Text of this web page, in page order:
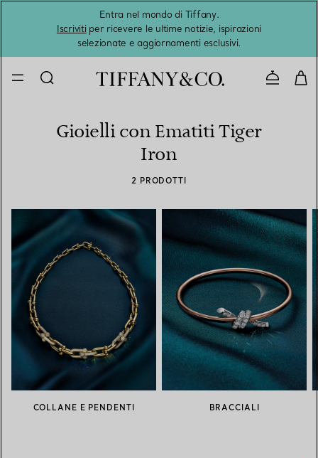
Entra nel mondo di Tiffany.
Iscrivitiper ricevere le ultime notizie, ispirazioni
selezionate e aggiornamenti esclusivi.
Gioielli con Ematiti Tiger
Iron
2 PRODOTTI
COLLANE E PENDENTI BRACCIALI